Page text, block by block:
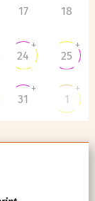
17 18
24
+
25
+
31
+
1
+